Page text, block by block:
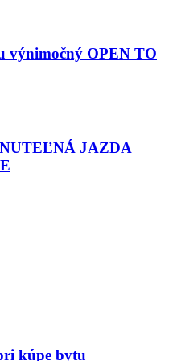
výnimočný OPEN TO
JAZDA
kúpe bytu